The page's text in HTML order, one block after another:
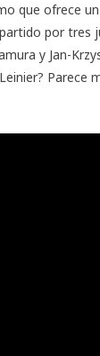
que ofrece
por tres
y Jan-
Parece